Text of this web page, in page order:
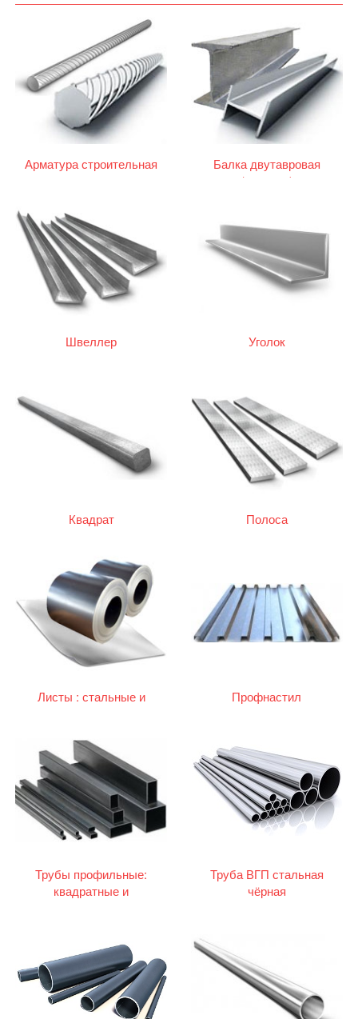
Арматура строительная
Балка двутавровая
(двутавр)
Швеллер Уголок
Квадрат Полоса
Листы : стальные и
Профнастил
Трубы профильные:
квадратные и
Труба ВГП стальная
чёрная